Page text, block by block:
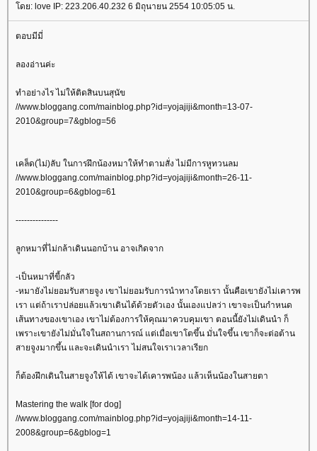
ดย: love IP: 223.206.40.232 6 มิถุนายน 2554 10:05:05 น.
ตอบมีมี่
ลองอ่านค่ะ
ทำอย่างไร ไม่ให้ติดสินบนสุนัข
//www.bloggang.com/mainblog.php?id=yojajiji&month=13-07-
2010&group=7&gblog=56
เคล็ด(ไม่)ลับ ในการฝึกน้องหมาให้ทำตามสั่ง ไม่มีการหูทวนลม
//www.bloggang.com/mainblog.php?id=yojajiji&month=26-11-
2010&group=6&gblog=61
---------------
ลูกหมาที่ไม่กล้าเดินนอกบ้าน อาจเกิดจาก
-เป็นหมาที่ขี้กลัว
-หมายังไม่ยอมรับสายจูง เขาไม่ยอมรับการนำทางโดยเรา นั้นคือเขายังไม่เคารพ
เรา แต่ถ้าเราปล่อยแล้วเขาเดินได้ด้วยตัวเอง นั้นเองแปลว่า เขาจะเป็นกำหนด
เส้นทางของเขาเอง เขาไม่ต้องการให้คุณมาควบคุมเขา ตอนนี้ยังไม่เดินนำ ก็
เพราะเขายังไม่มั่นใจในสถานการณ์ แต่เมื่อเขาโตขึ้น มั่นใจขึ้น เขาก็จะต่อต้าน
สายจูงมากขึ้น และจะเดินนำเรา ไม่สนใจเราเวลาเรียก
ก็ต้องฝึกเดินในสายจูงให้ได้ เขาจะได้เคารพน้อง แล้วเห็นน้องในสายตา
Mastering the walk [for dog]
//www.bloggang.com/mainblog.php?id=yojajiji&month=14-11-
2008&group=6&gblog=1